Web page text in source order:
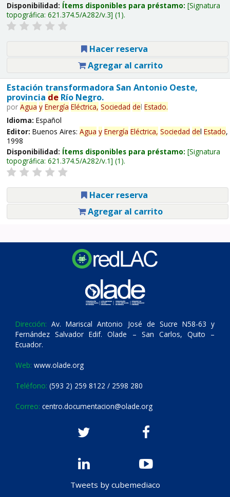
Disponibilidad: Ítems disponibles para préstamo: Signatura
topográfica: 621.374.5/A282/v.3 (1).
Hacer reserva
Agregar al carrito
Estación transformadora San Antonio Oeste,
provincia deRío Negro.
por Agua y Energía Eléctrica, Sociedad del Estado.
Idioma: Español
Editor: Buenos Aires: Agua y Energía Eléctrica, Sociedad del Estado,
1998
Disponibilidad: Ítems disponibles para préstamo: Signatura
topográfica: 621.374.5/A282/v.1 (1).
Hacer reserva
Agregar al carrito
Dirección: Av. Mariscal Antonio José de Sucre N58-63 y
Fernández Salvador Edif. Olade – San Carlos, Quito –
Ecuador.
Web: www.olade.org
Teléfono: (593 2) 259 8122 / 2598 280
Correo: centro.documentacion@olade.org
Tweets by cubemediaco